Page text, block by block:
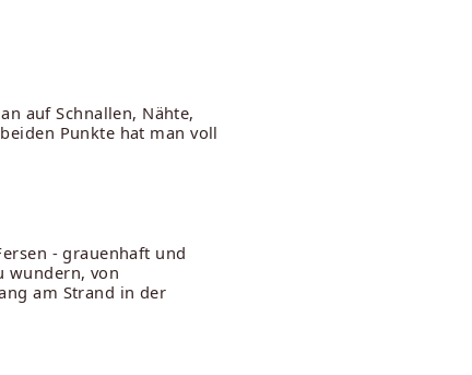
auf Schnallen, Nähte,
Punkte hat man voll
- grauenhaft und
wundern, von
am Strand in der